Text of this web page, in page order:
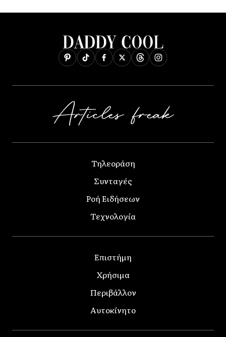
Τηλεοράση
Συνταγές
Ροή Ειδήσεων
Τεχνολογία
Επιστήμη
Χρήσιμα
Περιβάλλον
Αυτοκίνητο